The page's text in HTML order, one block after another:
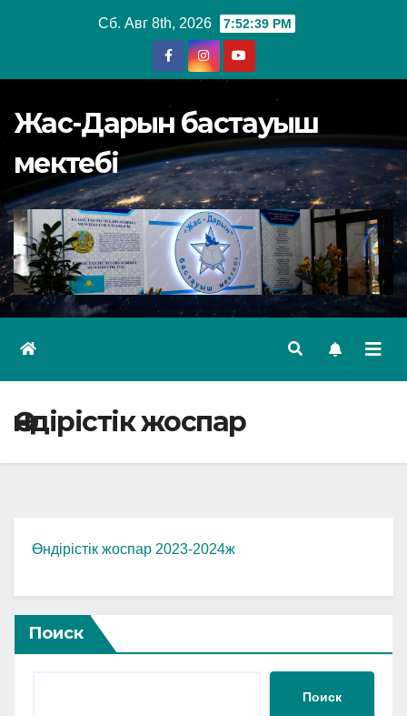
Сб. Авг 8th, 2026 7:52:40 PM
Жас-Дарын бастауыш
мектебі
Өндірістік жоспар
Өндірістік жоспар 2023-2024ж
Поиск
Поиск